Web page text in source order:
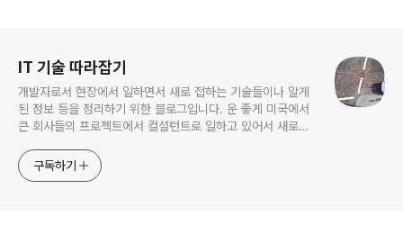
IT 기술 따라잡기
개발자로서 현장에서 일하면서 새로 접하는 기술들이나 알게
된 정보 등을 정리하기 위한 블로그입니다. 운 좋게 미국에서
큰 회사들의 프로젝트에서 컬설턴트로 일하고 있어서 새로운
사용되는 툴들에 대해 많은 분들과 정보를 공유하고 싶습니다.
구독하기